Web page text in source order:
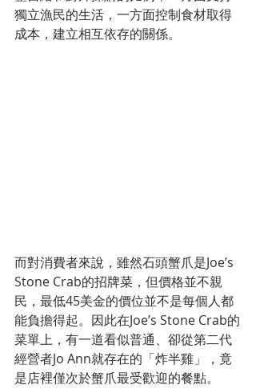
獨立漁民的生活，一方面控制食材取得
成本，建立相互依存的關係。
而對消費者來說，雖然石頭蟹爪是Joe’s
Stone Crab的招牌菜，但價格並不親
民，最低45美金的價位並不是每個人都
能負擔得起。因此在Joe’s Stone Crab的
菜單上，有一道看似普通、卻從第二代
經營者Jo Ann就存在的「炸半雞」，竟
是店裡僅次於蟹爪最受歡迎的餐點。